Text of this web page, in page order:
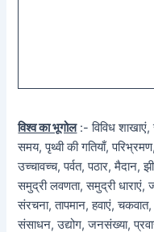
विश्व का भूगोल:- विविध शाखाएं,
समय, पृथ्वी की गतियाँ, परिभ्रमण,
उच्चावच्च, पर्वत, पठार,
समुद्री लवणता, समुद्री धाराएं,
संरचना, तापमान, हवाएं,
संसाधन, उद्योग, जनसंख्या,